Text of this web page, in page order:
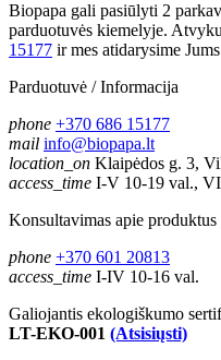
Biopapa gali pasiūlyti 2
parduotuvės kiemelyje.
15177 ir mes atidarysime
Parduotuvė / Informacija
phone +370 686 15177
mail info@biopapa.lt
location_on Klaipėdos g. 3,
access_time I-V 10-19 val.,
Konsultavimas apie produktus
phone +370 601 20813
access_time I-IV 10-16 val.
Galiojantis ekologiškumo
LT-EKO-001 (Atsisiųsti)